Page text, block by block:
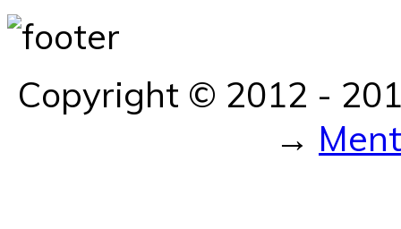
Copyright © 2012 -
→